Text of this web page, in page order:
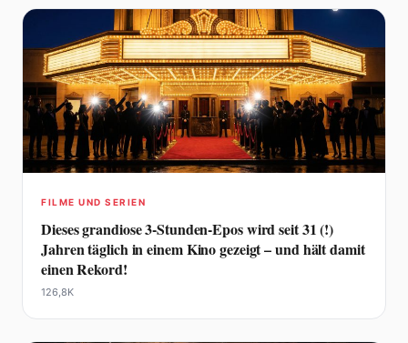
FILME UND SERIEN
Dieses grandiose 3-Stunden-Epos wird seit 31 (!)
Jahren täglich in einem Kino gezeigt – und hält damit
einen Rekord!
126,8K